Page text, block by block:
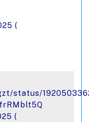
(
status/
(